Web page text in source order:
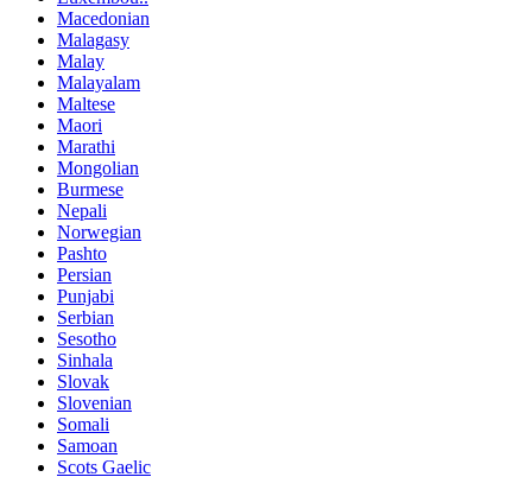
Macedonian
Malagasy
Malay
Malayalam
Maltese
Maori
Marathi
Mongolian
Burmese
Nepali
Norwegian
Pashto
Persian
Punjabi
Serbian
Sesotho
Sinhala
Slovak
Slovenian
Somali
Samoan
Scots Gaelic